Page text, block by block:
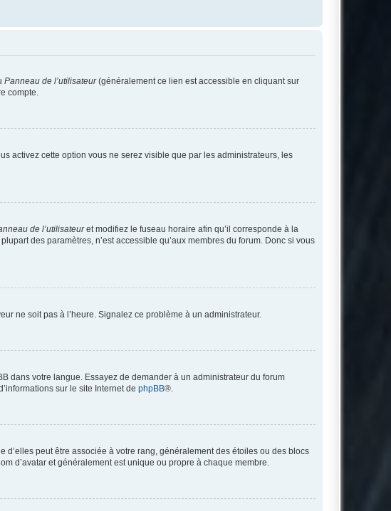
Panneau de l’utilisateur(généralement ce lien est accessible en cliquant sur
compte.
activez cette option vous ne serez visible que par les administrateurs, les
de l’utilisateuret modifiez le fuseau horaire afin qu’il corresponde à la
des paramètres, n’est accessible qu’aux membres du forum. Donc si vous
ne soit pas à l’heure. Signalez ce problème à un administrateur.
dans votre langue. Essayez de demander à un administrateur du forum
sur le site Internet de phpBB®.
d’elles peut être associée à votre rang, généralement des étoiles ou des blocs
d’avatar et généralement est unique ou propre à chaque membre.